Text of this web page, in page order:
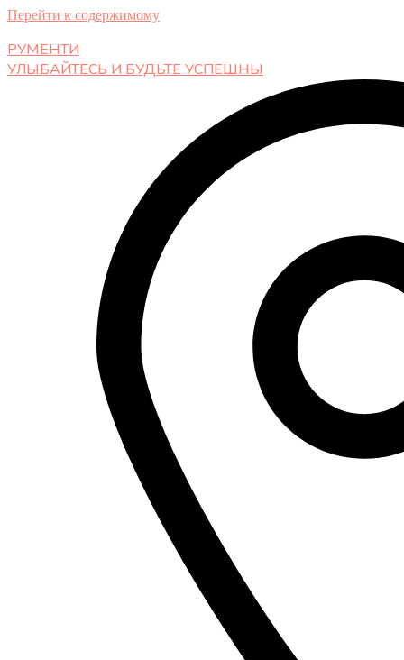
Перейти к содержимому
РУМЕНТИ
УЛЫБАЙТЕСЬ И БУДЬТЕ УСПЕШНЫ